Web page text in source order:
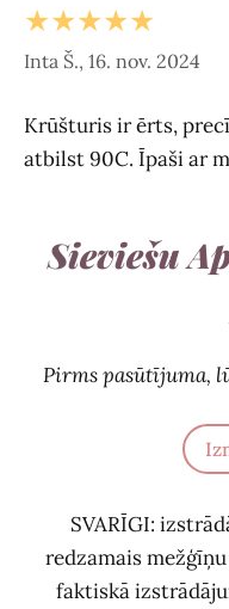
Sieviešu
Pirms pasūtījuma,
SVARĪGI:
redzamais
faktiskā
★★★★★
Inta Š., 16. nov. 2024
Krūšturis ir ērts,
atbilst 90C. Īpaši ar